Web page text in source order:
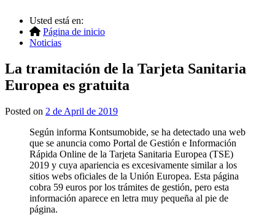
Usted está en:
Página de inicio
Noticias
La tramitación de la Tarjeta Sanitaria
Europea es gratuita
Posted on 2 de April de 2019
Según informa Kontsumobide, se ha detectado una web
que se anuncia como Portal de Gestión e Información
Rápida Online de la Tarjeta Sanitaria Europea (TSE)
2019 y cuya apariencia es excesivamente similar a los
sitios webs oficiales de la Unión Europea. Esta página
cobra 59 euros por los trámites de gestión, pero esta
información aparece en letra muy pequeña al pie de
página.